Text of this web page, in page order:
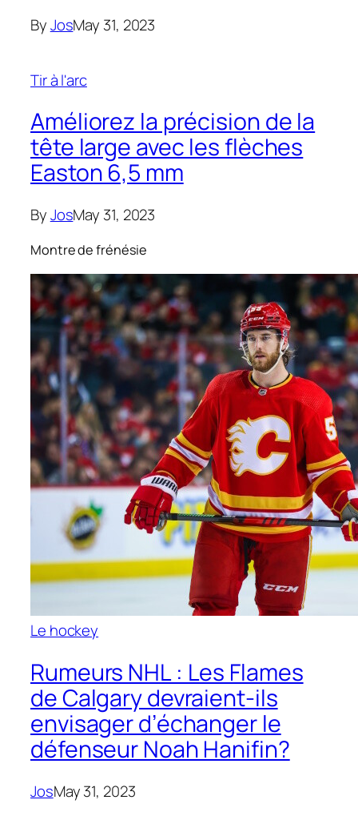
ByJosMay 31, 2023
Tir à l'arc
Améliorez la précision de la
tête large avec les flèches
Easton 6,5 mm
ByJosMay 31, 2023
Montre de frénésie
Le hockey
Rumeurs NHL : Les Flames
de Calgary devraient-ils
envisager d’échanger le
défenseur Noah Hanifin?
JosMay 31, 2023